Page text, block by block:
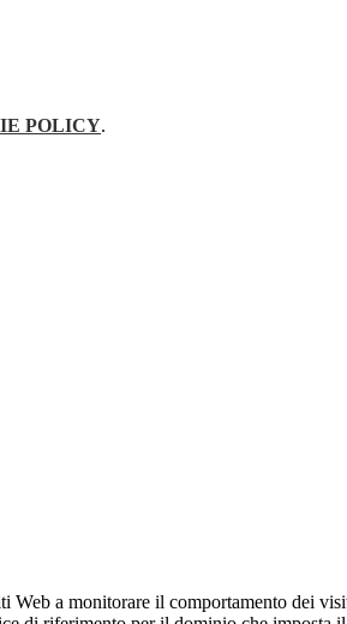
POLICY.
a monitorare il comportamento dei